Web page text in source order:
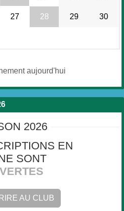
27 28 29 30
aujourd'hui
2026
EN
SONT
AU CLUB